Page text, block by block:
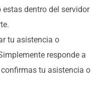
dentro del servidor
tu asistencia o
responde a
tu asistencia o